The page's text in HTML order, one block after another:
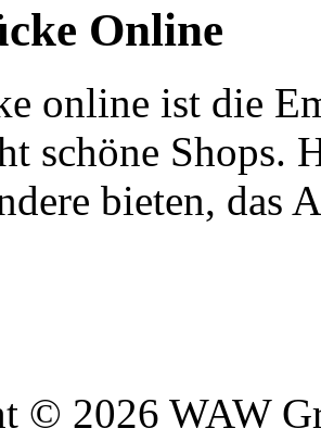
Online
online ist die
schöne Shops.
bieten, das
© 2026 WAW